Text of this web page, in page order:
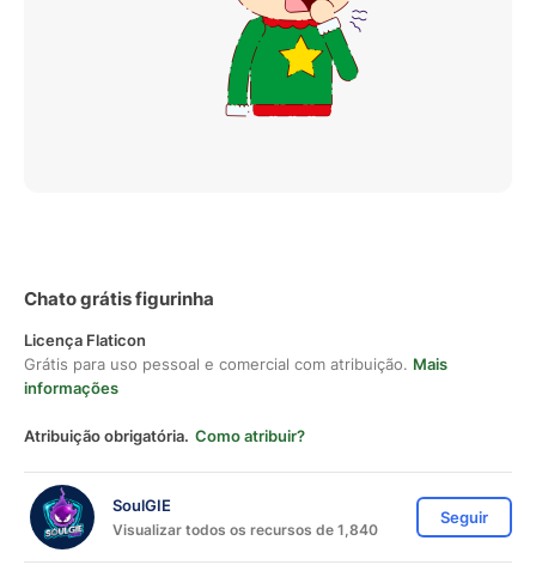
Chato grátis figurinha
Licença Flaticon
Grátis para uso pessoal e comercial com atribuição. Mais
informações
Atribuição obrigatória. Como atribuir?
SoulGIE
Visualizar todos os recursos de 1,840
Seguir